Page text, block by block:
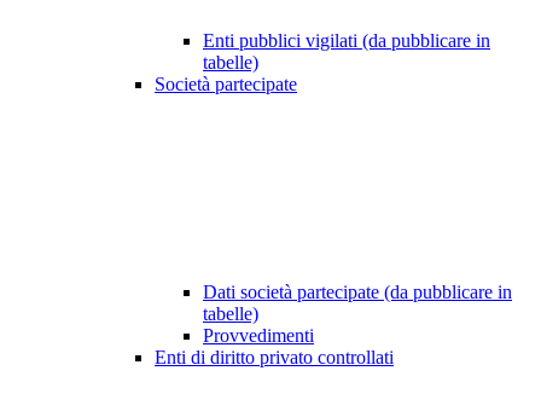
Enti pubblici vigilati (da pubblicare in
tabelle)
Società partecipate
Dati società partecipate (da pubblicare in
tabelle)
Provvedimenti
Enti di diritto privato controllati